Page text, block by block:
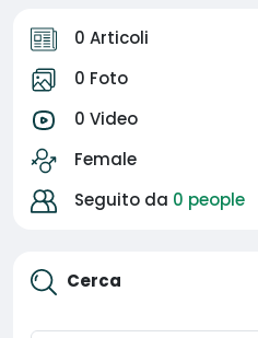
0 Articoli
0 Foto
0 Video
Female
Seguito da 0 people
Cerca